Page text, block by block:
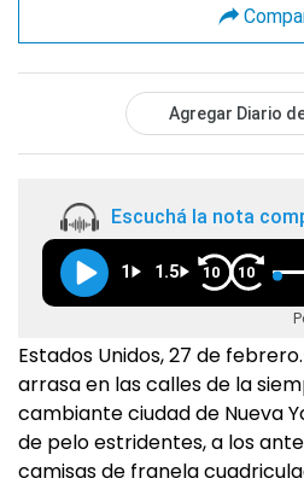
Agregar Diario
Escuchá la nota
1 1.5 10 10
Estados Unidos, 27 de
arrasa en las calles de la
cambiante ciudad de Nueva
de pelo estridentes, a los
camisas de franela